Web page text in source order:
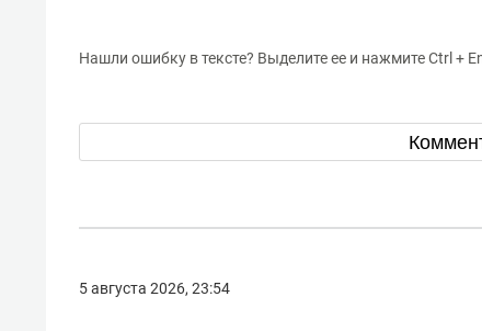
Нашли ошибку в тексте? Выделите ее и нажмите Ctrl +
5 августа 2026, 23:54